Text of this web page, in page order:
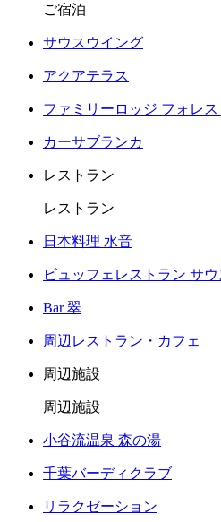
ご宿泊
サウスウイング
アクアテラス
ファミリーロッジ フォレス
カーサブランカ
レストラン
レストラン
日本料理 水音
ビュッフェレストラン サ
Bar 翠
周辺レストラン・カフェ
周辺施設
周辺施設
小谷流温泉 森の湯
千葉バーディクラブ
リラクゼーション